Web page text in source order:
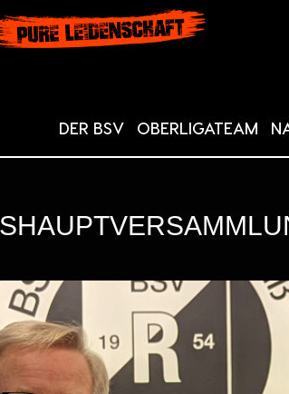
DER BSV OBERLIGATEAM